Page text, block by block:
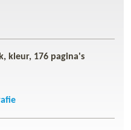
kleur, 176 pagina's